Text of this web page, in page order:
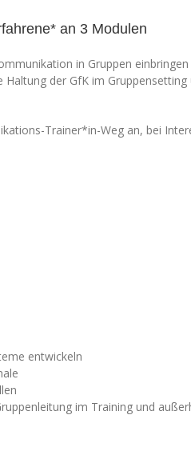
an 3 Modulen
in Gruppen
der GfK im
Trainer*in-Weg an, bei
entwickeln
im Training und